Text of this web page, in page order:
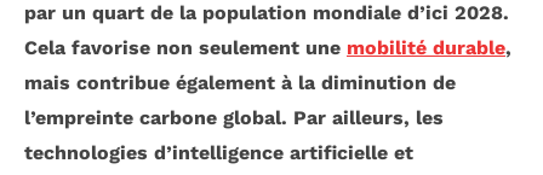
par un quart de la population mondiale d’ici 2028.
Cela favorise non seulement une mobilité durable,
mais contribue également à la diminution de
l’empreinte carbone global. Par ailleurs, les
technologies d’intelligence artificielle et